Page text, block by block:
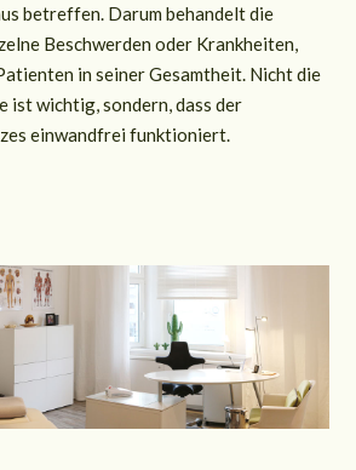
betreffen. Darum behandelt die
Beschwerden oder Krankheiten,
in seiner Gesamtheit. Nicht die
ist wichtig, sondern, dass der
einwandfrei funktioniert.